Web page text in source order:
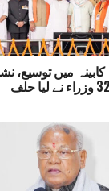
میں توسیع،